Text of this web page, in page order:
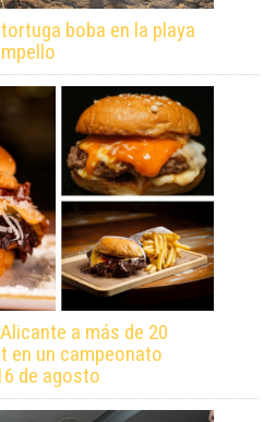
boba en la playa
a más de 20
en un campeonato
de agosto